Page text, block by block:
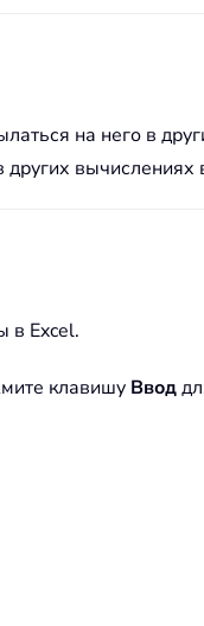
на него в
вычислениях
в Excel.
клавишу Ввод